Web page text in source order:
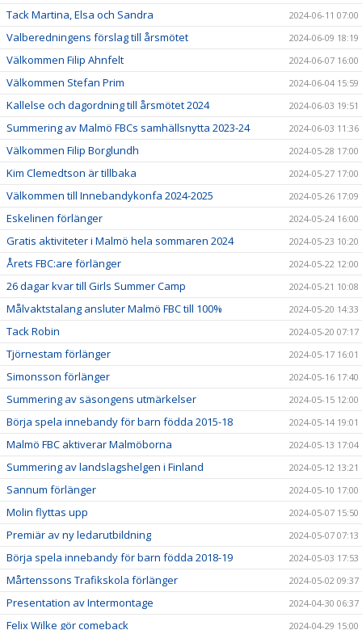
Tack Martina, Elsa och Sandra 2024-06-11 07:00
Valberedningens förslag till årsmötet 2024-06-09 18:19
Välkommen Filip Ahnfelt 2024-06-07 16:00
Välkommen Stefan Prim 2024-06-04 15:59
Kallelse och dagordning till årsmötet 2024 2024-06-03 19:51
Summering av Malmö FBCs samhällsnytta 2023-24 2024-06-03 11:36
Välkommen Filip Borglundh 2024-05-28 17:00
Kim Clemedtson är tillbaka 2024-05-27 17:00
Välkommen till Innebandykonfa 2024-2025 2024-05-26 17:09
Eskelinen förlänger 2024-05-24 16:00
Gratis aktiviteter i Malmö hela sommaren 2024 2024-05-23 10:20
Årets FBC:are förlänger 2024-05-22 12:00
26 dagar kvar till Girls Summer Camp 2024-05-21 10:08
Målvaktstalang ansluter Malmö FBC till 100% 2024-05-20 14:33
Tack Robin 2024-05-20 07:17
Tjörnestam förlänger 2024-05-17 16:01
Simonsson förlänger 2024-05-16 17:40
Summering av säsongens utmärkelser 2024-05-15 12:00
Börja spela innebandy för barn födda 2015-18 2024-05-14 19:01
Malmö FBC aktiverar Malmöborna 2024-05-13 17:04
Summering av landslagshelgen i Finland 2024-05-12 13:21
Sannum förlänger 2024-05-10 17:00
Molin flyttas upp 2024-05-07 15:50
Premiär av ny ledarutbildning 2024-05-07 07:13
Börja spela innebandy för barn födda 2018-19 2024-05-03 17:53
Mårtenssons Trafikskola förlänger 2024-05-02 09:37
Presentation av Intermontage 2024-04-30 06:37
Felix Wilke gör comeback 2024-04-29 15:00